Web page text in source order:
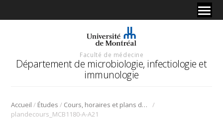
Faculté de médecine
Département de microbiologie, infectiologie et
immunologie
Accueil / Études / Cours, horaires et plans de cours
/
plandecours_MCB1180-A-A21